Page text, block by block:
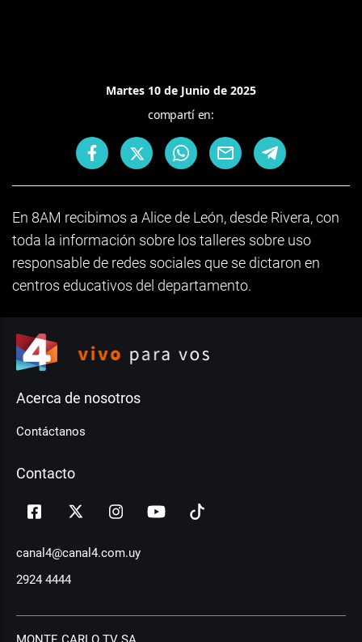
Martes 10 de Junio de 2025
compartí en:
En 8AM recibimos a Alice de León, desde Rivera, con
toda la información sobre los talleres sobre uso
responsable de redes sociales que se dictaron en
centros educativos del departamento.
Acerca de nosotros
Contáctanos
Contacto
canal4@canal4.com.uy
2924 4444